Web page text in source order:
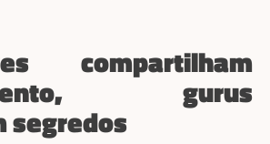
compartilham
gurus
segredos